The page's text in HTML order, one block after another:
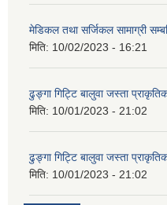
मेडिकल तथा सर्जिकल सामाग्री
मिति: 10/02/2023 - 16:21
ढुङ्गा गिट्टि बालुवा जस्ता
मिति: 10/01/2023 - 21:02
ढुङ्गा गिट्टि बालुवा जस्ता
मिति: 10/01/2023 - 21:02